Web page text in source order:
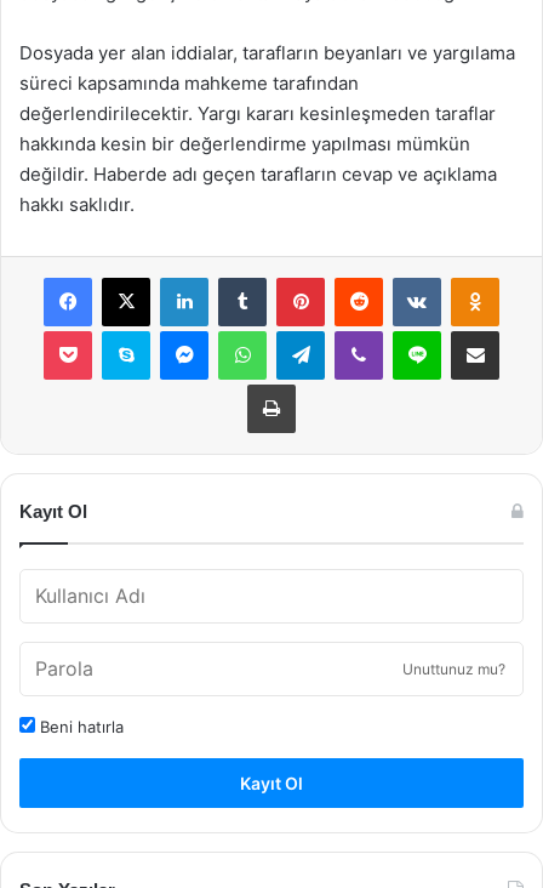
Dosyada yer alan iddialar, tarafların beyanları ve yargılama
süreci kapsamında mahkeme tarafından
değerlendirilecektir. Yargı kararı kesinleşmeden taraflar
hakkında kesin bir değerlendirme yapılması mümkün
değildir. Haberde adı geçen tarafların cevap ve açıklama
hakkı saklıdır.
Facebook
X LinkedInTumblr PinterestReddit VKontakte
Pocket Skype MessengerWhatsAppTelegramViber Line E-Posta ile
Yazdır
Kayıt Ol
Unuttunuz mu?
Beni hatırla
Kayıt Ol